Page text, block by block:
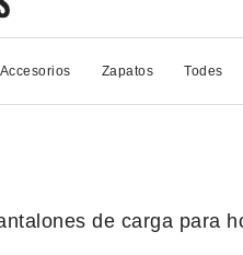
Accesorios Zapatos Todes
de carga para